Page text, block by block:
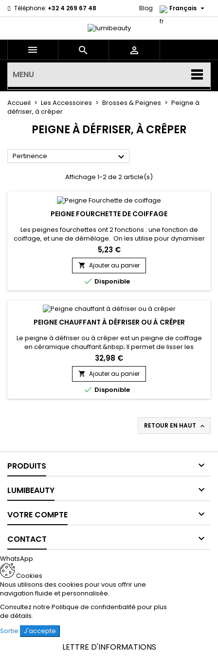
Téléphone: +32 4 269 67 48 Français 
Blog
  
MENU
Accueil Les Accessoires Brosses & Peignes
Peigne à
défriser, à crêper
PEIGNE À DÉFRISER, À CRÊPER
Pertinence 
Affichage 1-2 de 2 article(s)
PEIGNE FOURCHETTE DE COIFFAGE
Les peignes fourchettes ont 2 fonctions : une fonction de
coiffage, et une de démêlage. On les utilise pour dynamiser
une mise en pli en touche finale ou pour tranformer des
boucles en waves. Vraiment l'idéal pour les chevelures
bouclées !
5,23 €
 Ajouter au panier
 Disponible
PEIGNE CHAUFFANT À DÉFRISER OU À CRÊPER
Le peigne à défriser ou à crêper est un peigne de coiffage
en céramique chauffant.&nbsp; Il permet de lisser les
cheveux, d'assouplir les racines de lisser les cheveux courts
au plus près de la racine sans se brûler et apporter du
mouvement, de rafraîchir les bordures d’un brushing, de
décoller les racines pour apporter du volume.&nbsp; 100%
céramique...
32,98 €
 Ajouter au panier
 Disponible
RETOUR EN HAUT 
PRODUITS 
LUMIBEAUTY 
VOTRE COMPTE 
CONTACT 
WhatsApp
Cookies
Nous utilisons des cookies pour vous offrir une
navigation fluide et personnalisée.
Consultez notre Politique de confidentialité pour plus
de détails.
Sortie
J'accepte
LETTRE D'INFORMATIONS